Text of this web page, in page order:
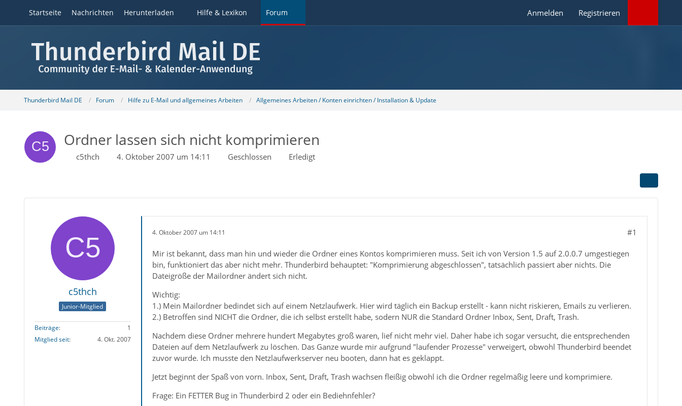
Startseite Nachrichten Herunterladen Hilfe & Lexikon Forum Anmelden Registrieren
Thunderbird Mail DE Forum Hilfe zu E-Mail und allgemeines Arbeiten Allgemeines Arbeiten / Konten einrichten / Installation & Update
Ordner lassen sich nicht komprimieren
c5thch 4. Oktober 2007 um 14:11 Geschlossen Erledigt
c5thch
Junior-Mitglied
Beiträge
1
Mitglied seit
4. Okt. 2007
4. Oktober 2007 um 14:11 #1
Mir ist bekannt, dass man hin und wieder die Ordner eines Kontos komprimieren muss. Seit ich von Version 1.5 auf 2.0.0.7 umgestiegen
bin, funktioniert das aber nicht mehr. Thunderbird behauptet: "Komprimierung abgeschlossen", tatsächlich passiert aber nichts. Die
Dateigröße der Mailordner ändert sich nicht.
Wichtig:
1.) Mein Mailordner bedindet sich auf einem Netzlaufwerk. Hier wird täglich ein Backup erstellt - kann nicht riskieren, Emails zu verlieren.
2.) Betroffen sind NICHT die Ordner, die ich selbst erstellt habe, sodern NUR die Standard Ordner Inbox, Sent, Draft, Trash.
Nachdem diese Ordner mehrere hundert Megabytes groß waren, lief nicht mehr viel. Daher habe ich sogar versucht, die entsprechenden
Dateien auf dem Netzlaufwerk zu löschen. Das Ganze wurde mir aufgrund "laufender Prozesse" verweigert, obwohl Thunderbird beendet
zuvor wurde. Ich musste den Netzlaufwerkserver neu booten, dann hat es geklappt.
Jetzt beginnt der Spaß von vorn. Inbox, Sent, Draft, Trash wachsen fleißig obwohl ich die Ordner regelmäßig leere und komprimiere.
Frage: Ein FETTER Bug in Thunderbird 2 oder ein Bediehnfehler?